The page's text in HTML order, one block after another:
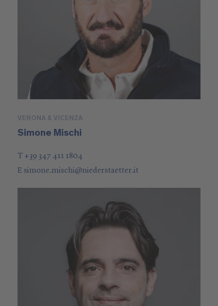
VERONA & VICENZA
Simone Mischi
T +39 347 411 1804
Esimone.mischi@niederstaetter.it